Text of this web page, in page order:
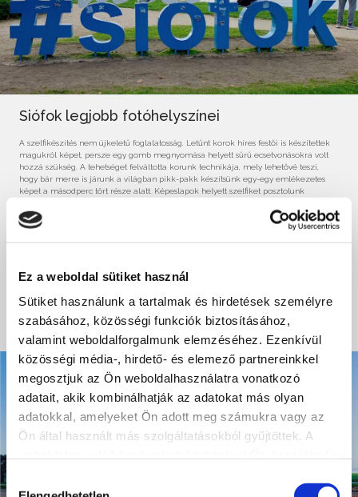
Ez a weboldal sütiket használ
Sütiket használunk a tartalmak és hirdetések személyre
szabásához, közösségi funkciók biztosításához,
valamint weboldalforgalmunk elemzéséhez. Ezenkívül
közösségi média-, hirdető- és elemező partnereinkkel
megosztjuk az Ön weboldalhasználatra vonatkozó
adatait, akik kombinálhatják az adatokat más olyan
adatokkal, amelyeket Ön adott meg számukra vagy az
Ön által használt más szolgáltatásokból gyűjtöttek. A
Hozzájárulás
Siófok legjobb fotóhelyszínei
A szelfikészítés nem újkeletű foglalatosság. Letűnt korok híres festői is készítettek
magukról képet, persze egy gomb megnyomása helyett sűrű ecsetvonásokra volt
hozzá szükség. A tehetséget felváltotta korunk technikája, mely lehetővé teszi,
hogy bár merre is járunk a világban pikk-pakk készítsünk egy-egy emlékezetes
képet a másodperc tört része alatt. Képeslapok helyett szelfiket posztolunk
Nincs ez másképp Siófokon sem ahol több látványosság is tálcán kínálja a
BŐVEBBEN